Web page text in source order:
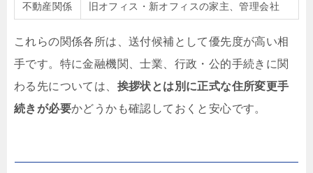
不動産関係 旧オフィス・新オフィスの家主、管理会社
これらの関係各所は、送付候補として優先度が高い相
手です。特に金融機関、士業、行政・公的手続きに関
わる先については、 挨拶状とは別に正式な住所変更手
続きが必要かどうかも確認しておくと安心です。